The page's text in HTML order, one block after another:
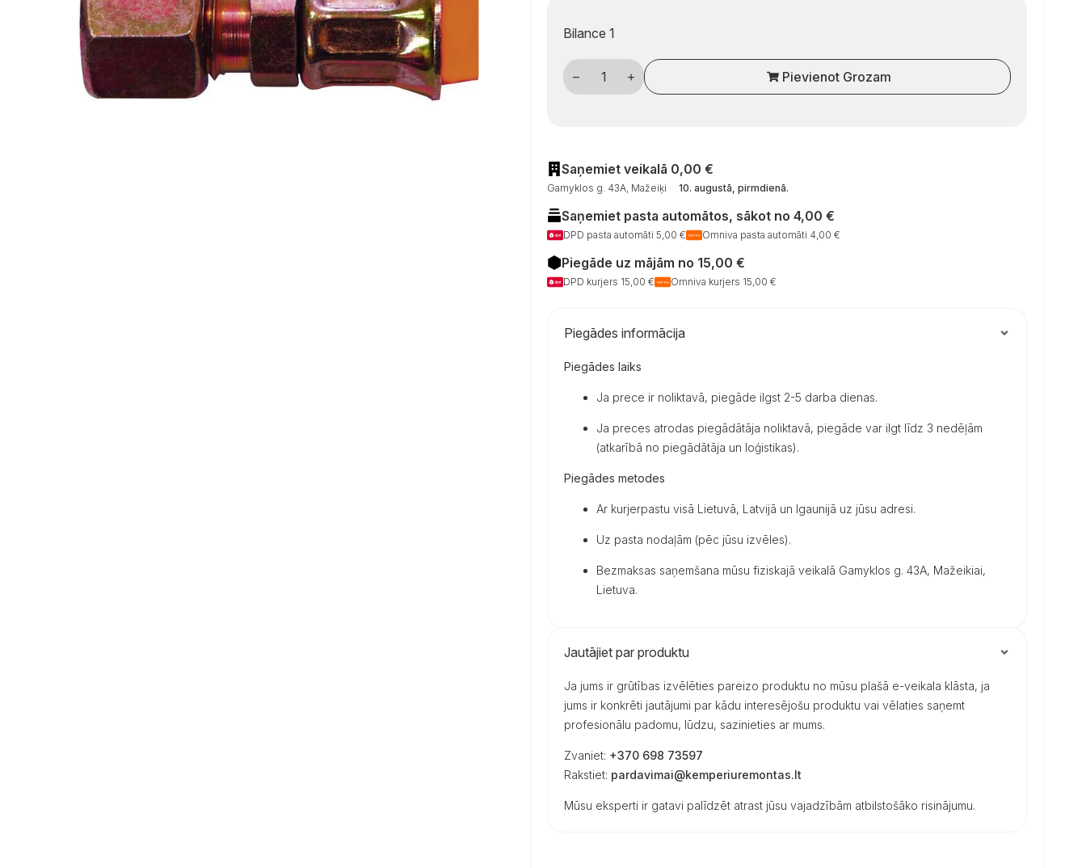
Bilance 1
Dujų
žarna
PB10,
LH-
SRV
veržlė
×
10
mm,
cm,
žiemai
pritaikyta,
Pievienot Grozam
Saņemiet veikalā 0,00 €
Gamyklos g. 43A, Mažeiķi 10. augustā, pirmdienā.
Saņemiet pasta automātos, sākot no 4,00 €
DPD pasta automāti 5,00 € Omniva pasta automāti 4,00 €
Piegāde uz mājām no 15,00 €
DPD kurjers 15,00 € Omniva kurjers 15,00 €
Piegādes informācija
Piegādes laiks
Ja prece ir noliktavā, piegāde ilgst 2-5 darba dienas.
Ja preces atrodas piegādātāja noliktavā, piegāde var ilgt līdz 3 nedēļām
(atkarībā no piegādātāja un loģistikas).
Piegādes metodes
Ar kurjerpastu visā Lietuvā, Latvijā un Igaunijā uz jūsu adresi.
Uz pasta nodaļām (pēc jūsu izvēles).
Bezmaksas saņemšana mūsu fiziskajā veikalā Gamyklos g. 43A, Mažeikiai,
Lietuva.
Jautājiet par produktu
Ja jums ir grūtības izvēlēties pareizo produktu no mūsu plašā e-veikala klāsta, ja
jums ir konkrēti jautājumi par kādu interesējošu produktu vai vēlaties saņemt
profesionālu padomu, lūdzu, sazinieties ar mums.
Zvaniet: +370 698 73597
Rakstiet: pardavimai@kemperiuremontas.lt
Mūsu eksperti ir gatavi palīdzēt atrast jūsu vajadzībām atbilstošāko risinājumu.